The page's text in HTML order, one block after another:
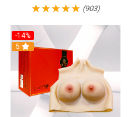
(903)
-14%
5